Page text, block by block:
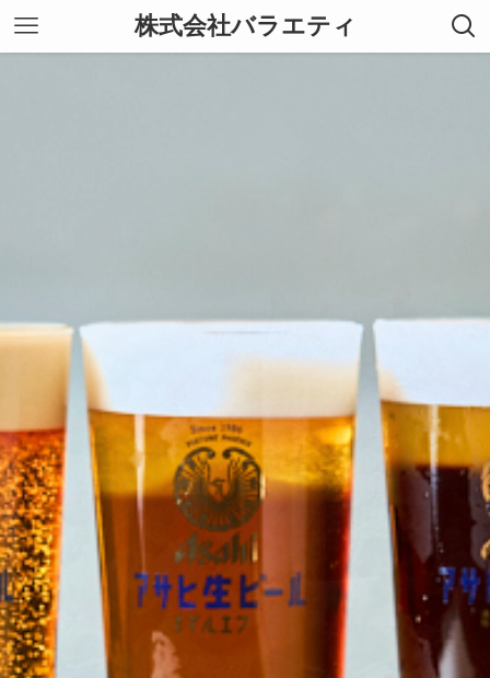
株式会社バラエティ